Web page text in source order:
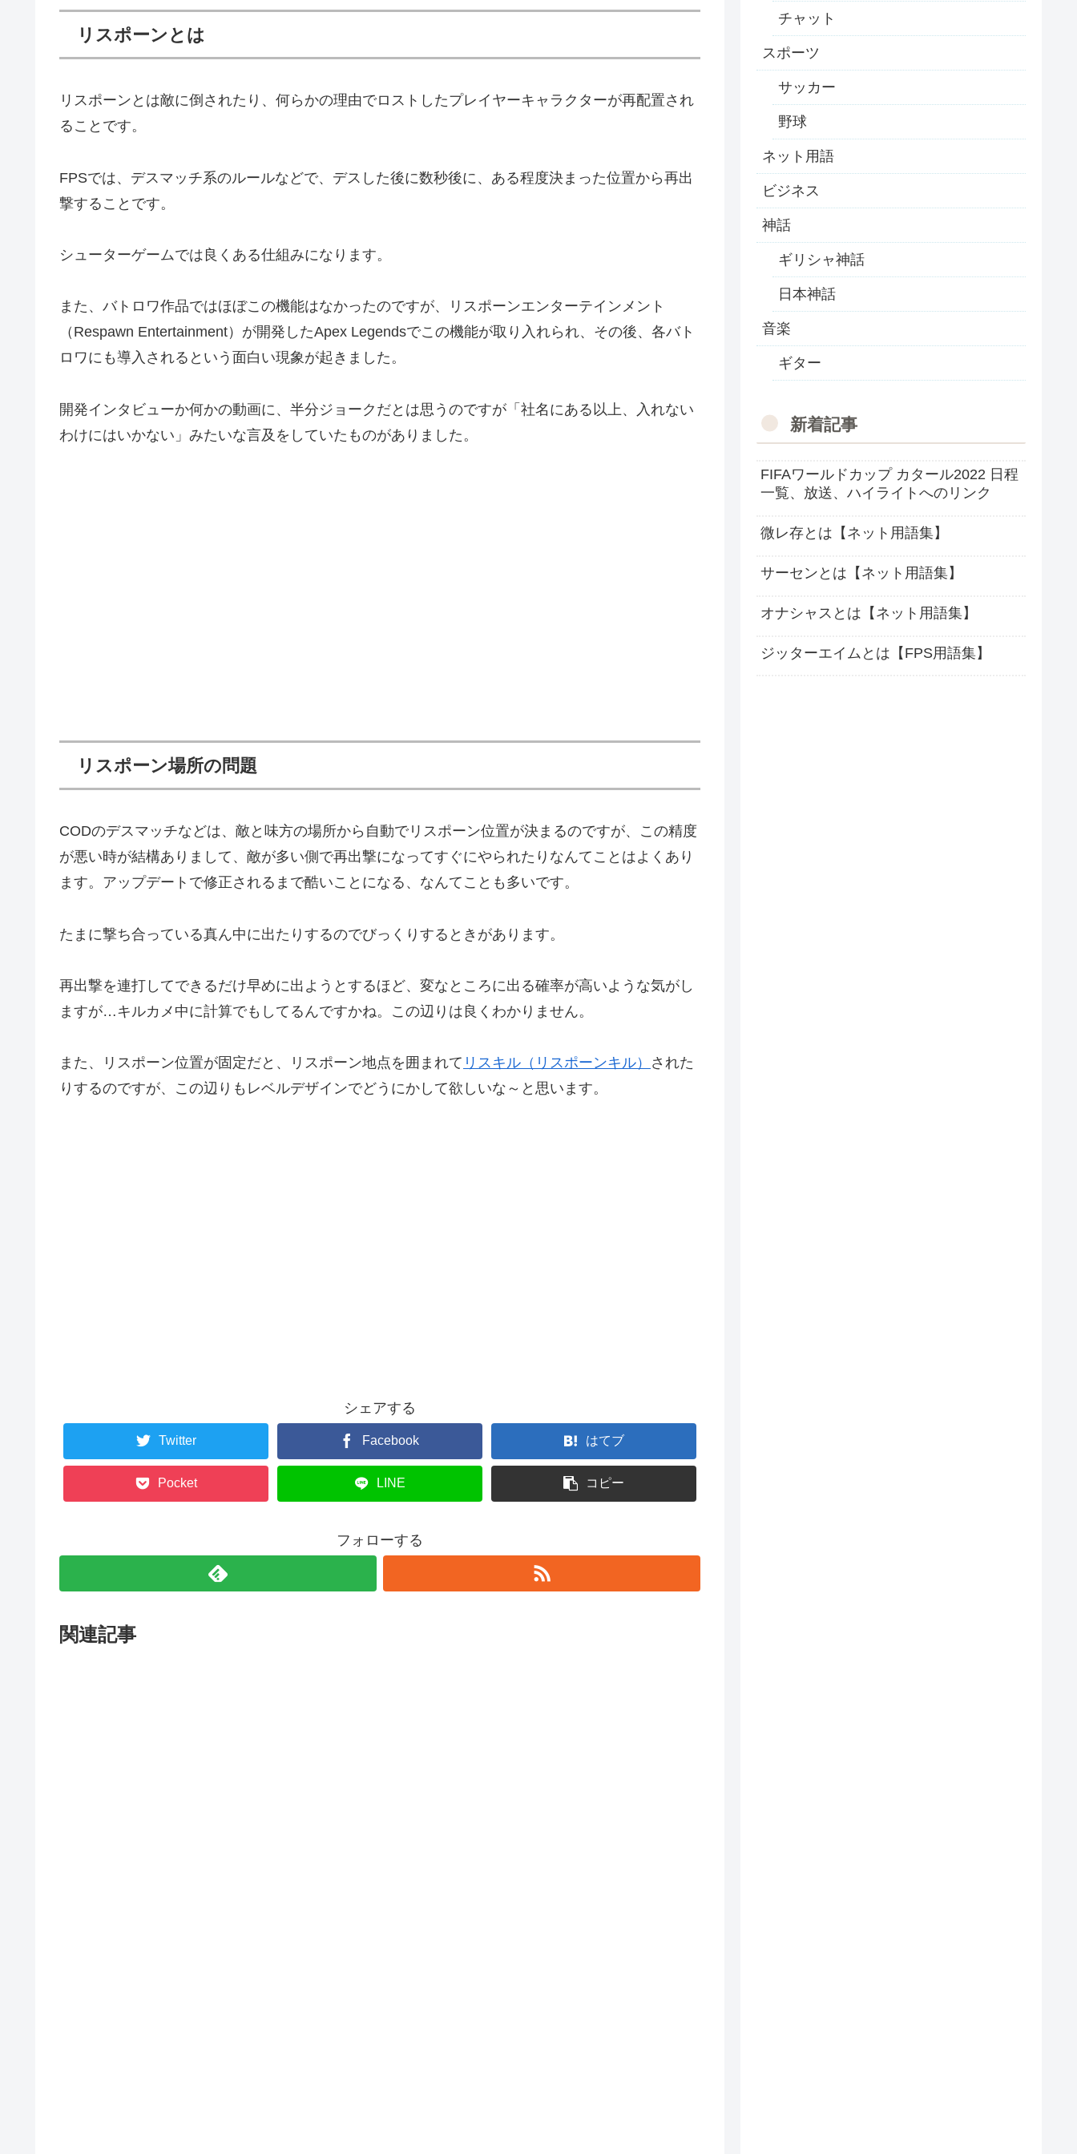
リスポーンとは
リスポーンとは敵に倒されたり、何らかの理由でロストしたプレイヤーキャラクターが再配置され
ることです。
FPSでは、デスマッチ系のルールなどで、デスした後に数秒後に、ある程度決まった位置から再出
撃することです。
シューターゲームでは良くある仕組みになります。
また、バトロワ作品ではほぼこの機能はなかったのですが、リスポーンエンターテインメント
（Respawn Entertainment）が開発したApex Legendsでこの機能が取り入れられ、その後、各バト
ロワにも導入されるという面白い現象が起きました。
開発インタビューか何かの動画に、半分ジョークだとは思うのですが「社名にある以上、入れない
わけにはいかない」みたいな言及をしていたものがありました。
リスポーン場所の問題
CODのデスマッチなどは、敵と味方の場所から自動でリスポーン位置が決まるのですが、この精度
が悪い時が結構ありまして、敵が多い側で再出撃になってすぐにやられたりなんてことはよくあり
ます。アップデートで修正されるまで酷いことになる、なんてことも多いです。
たまに撃ち合っている真ん中に出たりするのでびっくりするときがあります。
再出撃を連打してできるだけ早めに出ようとするほど、変なところに出る確率が高いような気がし
ますが…キルカメ中に計算でもしてるんですかね。この辺りは良くわかりません。
また、リスポーン位置が固定だと、リスポーン地点を囲まれて リスキル（リスポーンキル） された
りするのですが、この辺りもレベルデザインでどうにかして欲しいな～と思います。
シェアする
Twitter Facebook はてブ
Pocket LINE コピー
フォローする
関連記事
チャット
スポーツ
サッカー
野球
ネット用語
ビジネス
神話
ギリシャ神話
日本神話
音楽
ギター
新着記事
FIFAワールドカップ カタール2022 日程
一覧、放送、ハイライトへのリンク
微レ存とは【ネット用語集】
サーセンとは【ネット用語集】
オナシャスとは【ネット用語集】
ジッターエイムとは【FPS用語集】